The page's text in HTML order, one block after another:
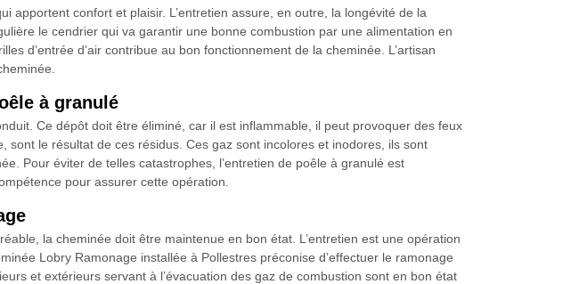
apportent confort et plaisir. L’entretien assure, en outre, la longévité de la
le cendrier qui va garantir une bonne combustion par une alimentation en
d’entrée d’air contribue au bon fonctionnement de la cheminée. L’artisan
à granulé
Ce dépôt doit être éliminé, car il est inflammable, il peut provoquer des feux
le résultat de ces résidus. Ces gaz sont incolores et inodores, ils sont
Pour éviter de telles catastrophes, l’entretien de poêle à granulé est
pour assurer cette opération.
la cheminée doit être maintenue en bon état. L’entretien est une opération
Lobry Ramonage installée à Pollestres préconise d’effectuer le ramonage
et extérieurs servant à l’évacuation des gaz de combustion sont en bon état